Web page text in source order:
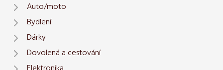
Auto/moto
Bydlení
Dárky
Dovolená a cestování